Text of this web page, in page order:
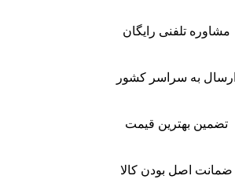
رایگان
کشور
قیمت
بودن کالا